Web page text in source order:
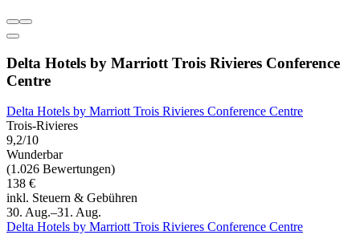
Delta Hotels by Marriott Trois Rivieres Conference
Centre
Delta Hotels by Marriott Trois Rivieres Conference Centre
Trois-Rivieres
9,2/10
Wunderbar
(1.026 Bewertungen)
138 €
inkl. Steuern & Gebühren
30. Aug.–31. Aug.
Delta Hotels by Marriott Trois Rivieres Conference Centre